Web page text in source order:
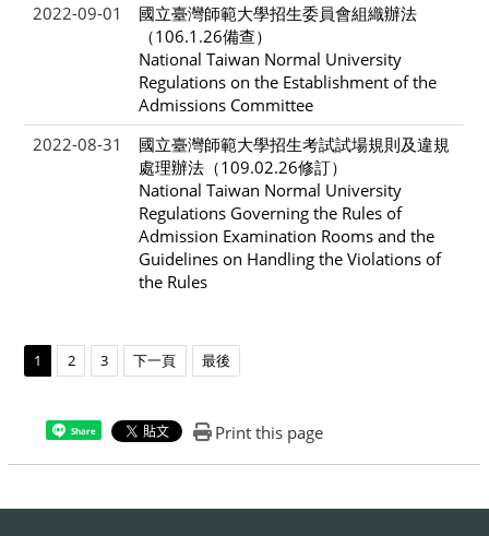
2022-09-01
國立臺灣師範大學招生委員會組織辦法
（106.1.26備查）
National Taiwan Normal University
Regulations on the Establishment of the
Admissions Committee
2022-08-31
國立臺灣師範大學招生考試試場規則及違規
處理辦法（109.02.26修訂）
National Taiwan Normal University
Regulations Governing the Rules of
Admission Examination Rooms and the
Guidelines on Handling the Violations of
the Rules
1 2 3 下一頁 最後
Share Print this page